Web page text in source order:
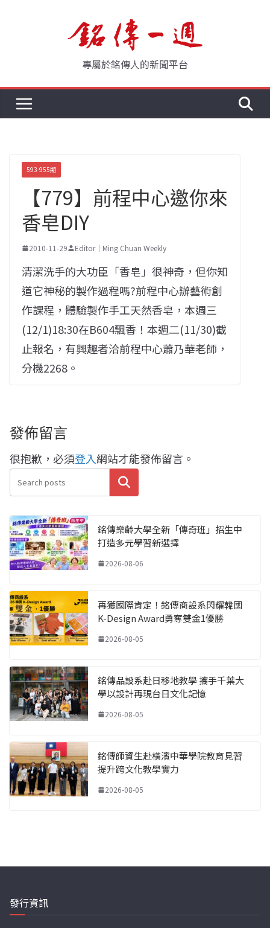
專屬於銘傳人的新聞平台
593-955期
【779】前程中心邀你來
香皂DIY
2010-11-29 Editor｜Ming Chuan Weekly
清潔洗手的大功臣「香皂」很神奇，但你知
道它神秘的製作過程嗎?前程中心辦藝術創
作課程，體驗製作手工天然香皂，本週三
(12/1)18:30在B604飄香！本週二(11/30)截
止報名，有興趣者洽前程中心蕭乃華老師，
分機2268。
發佈留言
很抱歉，必須登入網站才能發佈留言。
搜尋
銘傳樂齡大學全新「傳奇班」招生中
打造多元學習新選擇
2026-08-06
再獲國際肯定！銘傳商設系閃耀韓國
K-Design Award勇奪雙金1優勝
2026-08-05
銘傳品設系赴日移地教學 攜手千葉大
學以設計再現台日文化記憶
2026-08-05
銘傳師資生赴橫濱中華學院教育見習
提升跨文化教學實力
2026-08-05
發行資訊